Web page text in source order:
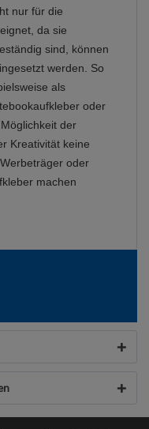
nur für die
da sie
sind, können
werden. So
als
oder
der
Kreativität keine
oder
machen